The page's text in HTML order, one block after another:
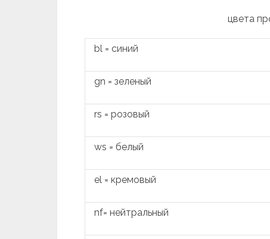
цвета
bl = синий
gn = зеленый
rs = розовый
ws = белый
el = кремовый
nf= нейтральный